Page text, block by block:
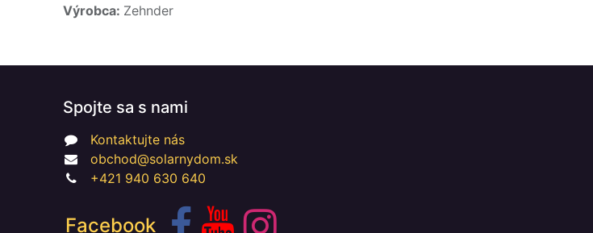
Výrobca: Zehnder
Spojte sa s nami
Kontaktujte nás
obchod@solarnydom.sk
+421 940 630 640
Facebook